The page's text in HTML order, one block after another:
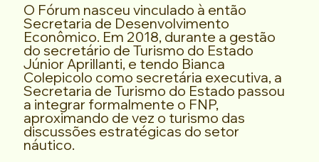
O Fórum nasceu vinculado à então
Secretaria de Desenvolvimento
Econômico. Em 2018, durante a gestão
do secretário de Turismo do Estado
Júnior Aprillanti, e tendo Bianca
Colepicolo como secretária executiva, a
Secretaria de Turismo do Estado passou
a integrar formalmente o FNP,
aproximando de vez o turismo das
discussões estratégicas do setor
náutico.